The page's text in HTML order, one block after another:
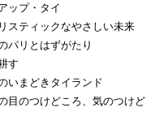
ップ・タイ
スティックなやさしい未来
パリとはずがたり
す
いまどきタイランド
目のつけどころ、気のつけど